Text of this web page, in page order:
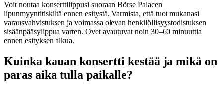
Voit noutaa konserttilippusi suoraan Börse Palacen
lipunmyyntitiskiltä ennen esitystä. Varmista, että tuot mukanasi
varausvahvistuksen ja voimassa olevan henkilöllisyystodistuksen
sisäänpääsylippua varten. Ovet avautuvat noin 30–60 minuuttia
ennen esityksen alkua.
Kuinka kauan konsertti kestää ja mikä on
paras aika tulla paikalle?